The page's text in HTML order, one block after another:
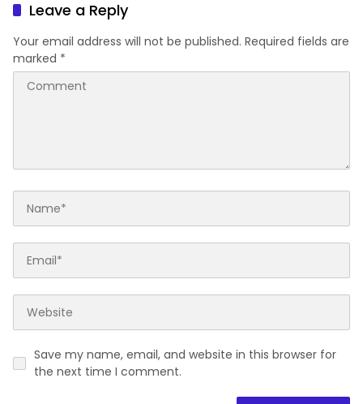
Leave a Reply
Your email address will not be published. Required fields are
marked *
Save my name, email, and website in this browser for
the next time I comment.